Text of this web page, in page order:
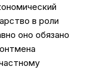
в роли
оно обязано